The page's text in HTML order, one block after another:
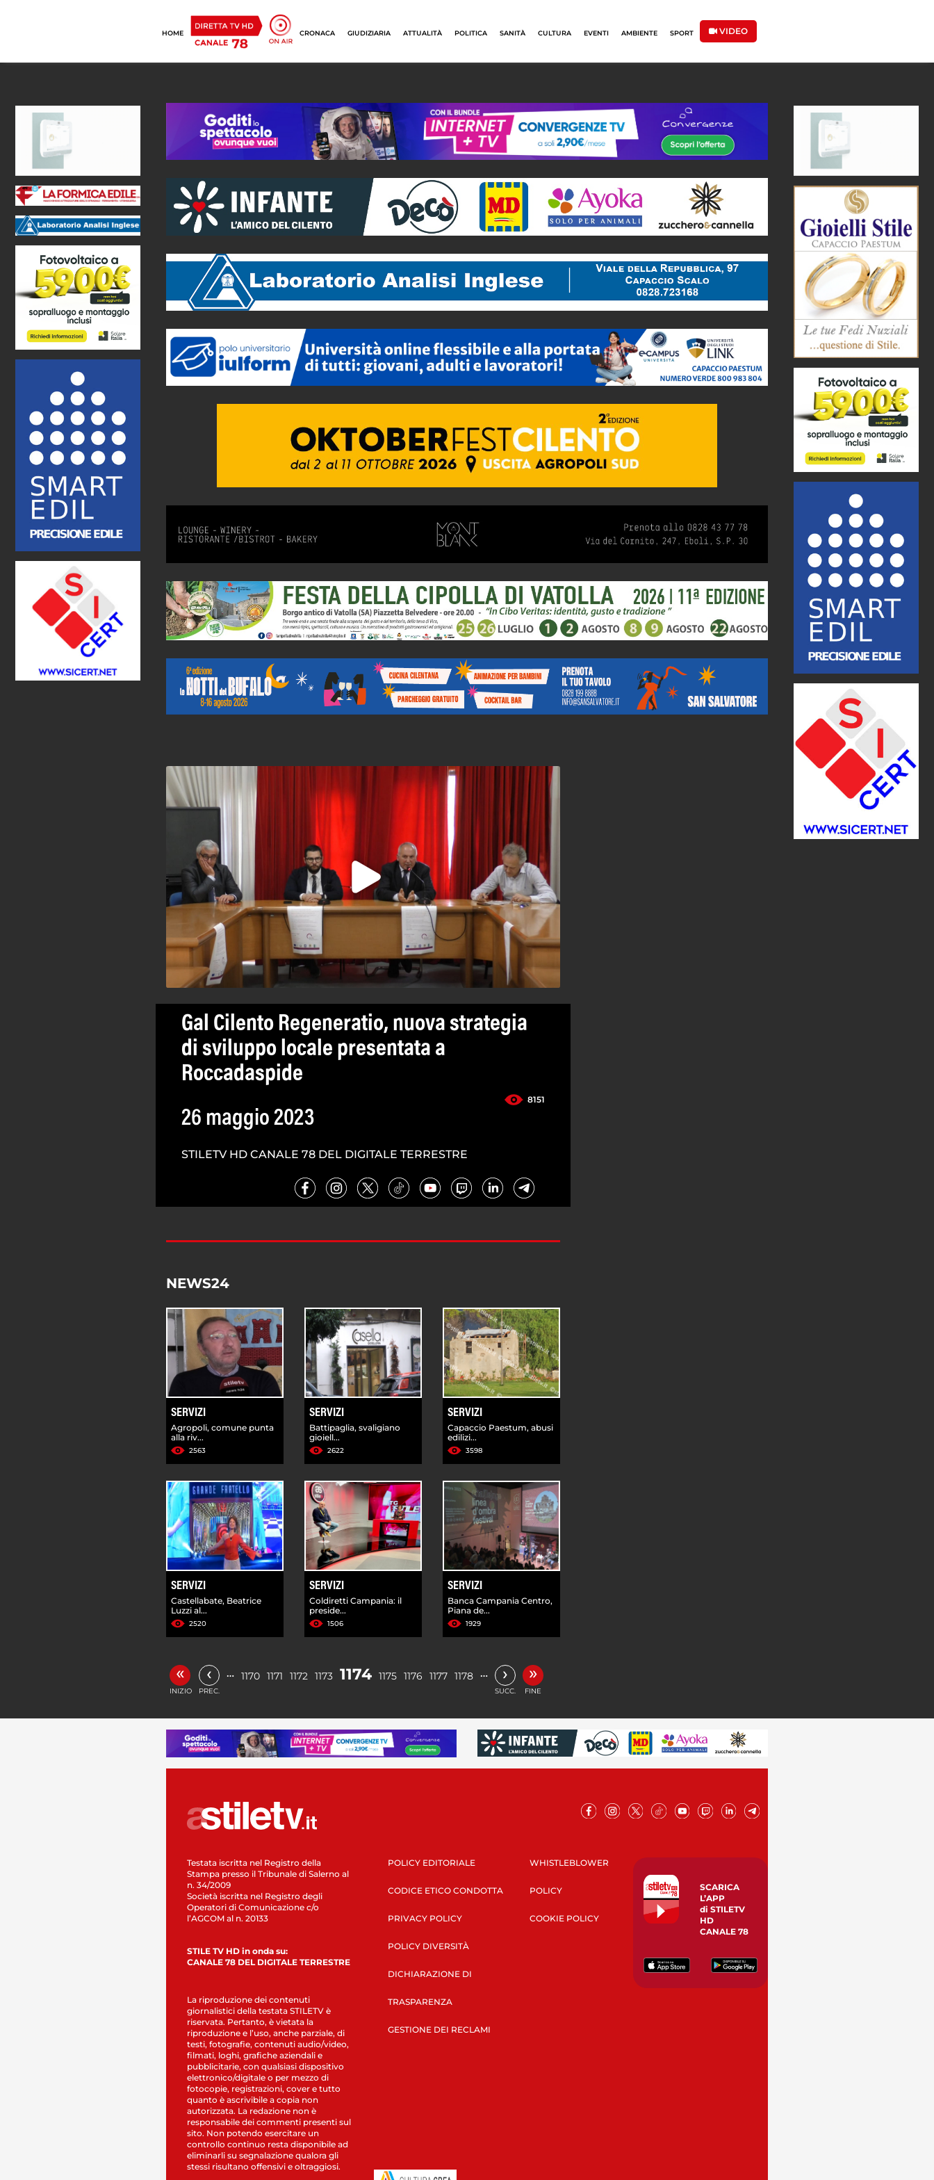
HOME CRONACA GIUDIZIARIA ATTUALITÀ POLITICA SANITÀ CULTURA EVENTI AMBIENTE SPORT VIDEO
Gal Cilento Regeneratio, nuova strategia
di sviluppo locale presentata a
Roccadaspide
8151
26 maggio 2023
STILETV HD CANALE 78 DEL DIGITALE TERRESTRE
NEWS24
SERVIZI
Agropoli, comune punta
alla riv...
2563
SERVIZI
Battipaglia, svaligiano
gioiell...
2622
SERVIZI
Capaccio Paestum, abusi
edilizi...
3598
SERVIZI
Castellabate, Beatrice
Luzzi al...
2520
SERVIZI
Coldiretti Campania: il
preside...
1506
SERVIZI
Banca Campania Centro,
Piana de...
1929
«
INIZIO
‹
PREC.
… 1170 1171 1172 1173 1174 1175 1176 1177 1178 … ›
SUCC.
»
FINE
Testata iscritta nel Registro della
Stampa presso il Tribunale di Salerno al
n. 34/2009
Società iscritta nel Registro degli
Operatori di Comunicazione c/o
l’AGCOM al n. 20133
STILE TV HD in onda su:
CANALE 78 DEL DIGITALE TERRESTRE
La riproduzione dei contenuti
giornalistici della testata STILETV è
riservata. Pertanto, è vietata la
riproduzione e l’uso, anche parziale, di
testi, fotografie, contenuti audio/video,
filmati, loghi, grafiche aziendali e
pubblicitarie, con qualsiasi dispositivo
elettronico/digitale o per mezzo di
fotocopie, registrazioni, cover e tutto
quanto è ascrivibile a copia non
autorizzata. La redazione non è
responsabile dei commenti presenti sul
sito. Non potendo esercitare un
controllo continuo resta disponibile ad
eliminarli su segnalazione qualora gli
stessi risultano offensivi e oltraggiosi.
POLICY EDITORIALE
CODICE ETICO CONDOTTA
PRIVACY POLICY
POLICY DIVERSITÀ
DICHIARAZIONE DI
TRASPARENZA
GESTIONE DEI RECLAMI
WHISTLEBLOWER
POLICY
COOKIE POLICY
SCARICA
L’APP
di STILETV
HD
CANALE 78